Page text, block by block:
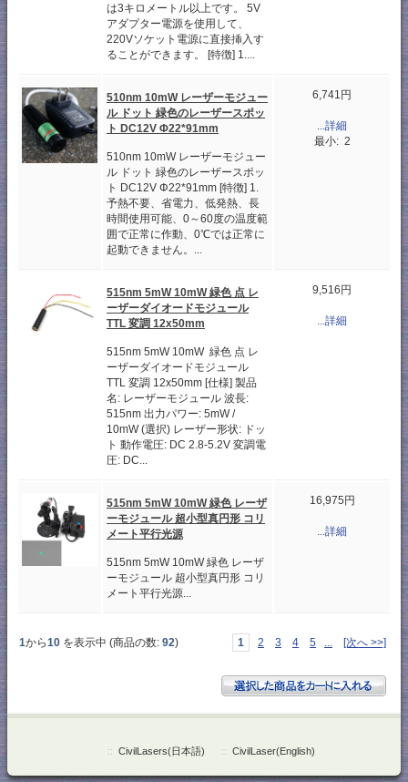
は3キロメートル以上です。 5V
アダプター電源を使用して、
220Vソケット電源に直接挿入す
ることができます。 [特徴] 1....
510nm 10mW レーザーモジュー
ル ドット 緑色のレーザースポッ
ト DC12V Φ22*91mm
510nm 10mW レーザーモジュー
ル ドット 緑色のレーザースポッ
ト DC12V Φ22*91mm [特徴] 1.
予熱不要、省電力、低発熱、長
時間使用可能、0～60度の温度範
囲で正常に作動、0℃では正常に
起動できません。...
6,741円
...詳細
最小: 2
515nm 5mW 10mW 緑色 点 レ
ーザーダイオードモジュール
TTL 変調 12x50mm
515nm 5mW 10mW 緑色 点 レ
ーザーダイオードモジュール
TTL 変調 12x50mm [仕様] 製品
名: レーザーモジュール 波長:
515nm 出力パワー: 5mW /
10mW (選択) レーザー形状: ドッ
ト 動作電圧: DC 2.8-5.2V 変調電
圧: DC...
9,516円
...詳細
515nm 5mW 10mW 緑色 レーザ
ーモジュール 超小型真円形 コリ
メート平行光源
515nm 5mW 10mW 緑色 レーザ
ーモジュール 超小型真円形 コリ
メート平行光源...
16,975円
...詳細
1から10 を表示中 (商品の数: 92) 1 2 3 4 5 ... [次へ >>]
:: CivilLasers(日本語) :: CivilLaser(English)